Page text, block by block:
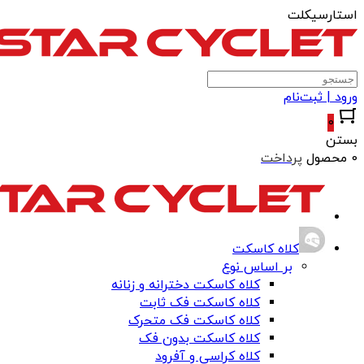
استارسیکلت
ورود | ثبت‌نام
0
بستن
0 محصول
پرداخت
کلاه کاسکت
بر اساس نوع
کلاه کاسکت دخترانه و زنانه
کلاه کاسکت فک ثابت
کلاه کاسکت فک متحرک
کلاه کاسکت بدون فک
کلاه کراسی و آفرود